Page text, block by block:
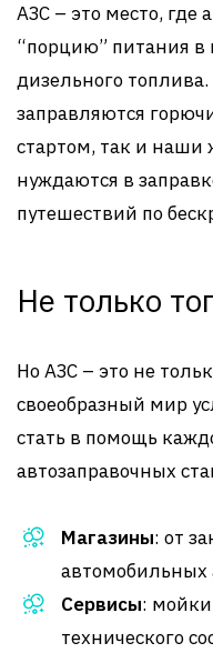
АЗС – это место, где
“порцию” питания в
дизельного
заправляются
стартом, так и
нуждаются в
путешествий по
Не только
Но АЗС – это не
своеобразный мир
стать в помощь
автозаправочных
Магазины: от
автомобильных
Сервисы:
технического